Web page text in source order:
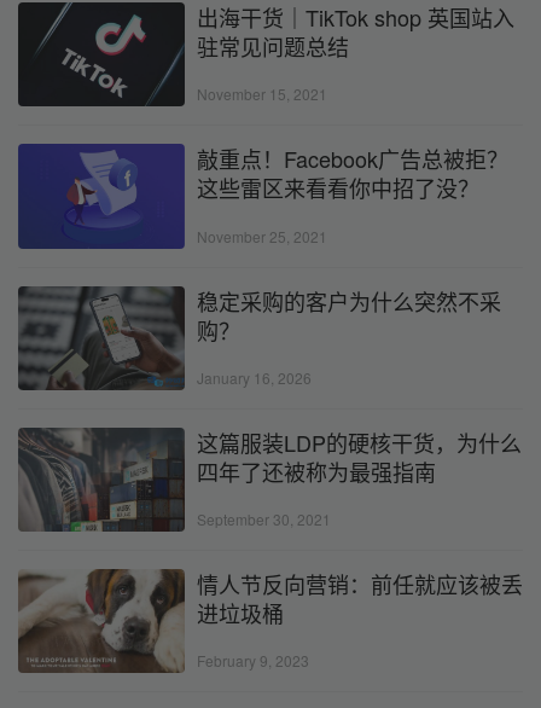
出海干货｜TikTok shop 英国站入
驻常见问题总结
November 15, 2021
敲重点！Facebook广告总被拒？
这些雷区来看看你中招了没？
November 25, 2021
稳定采购的客户为什么突然不采
购？
January 16, 2026
这篇服装LDP的硬核干货，为什么
四年了还被称为最强指南
September 30, 2021
情人节反向营销：前任就应该被丢
进垃圾桶
February 9, 2023